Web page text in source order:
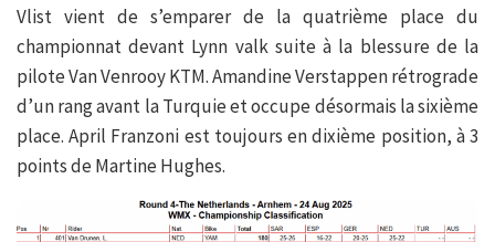
Vlist vient de s’emparer de la quatrième place du
championnat devant Lynn valk suite à la blessure de la
pilote Van Venrooy KTM. Amandine Verstappen rétrograde
d’un rang avant la Turquie et occupe désormais la sixième
place. April Franzoni est toujours en dixième position, à 3
points de Martine Hughes.